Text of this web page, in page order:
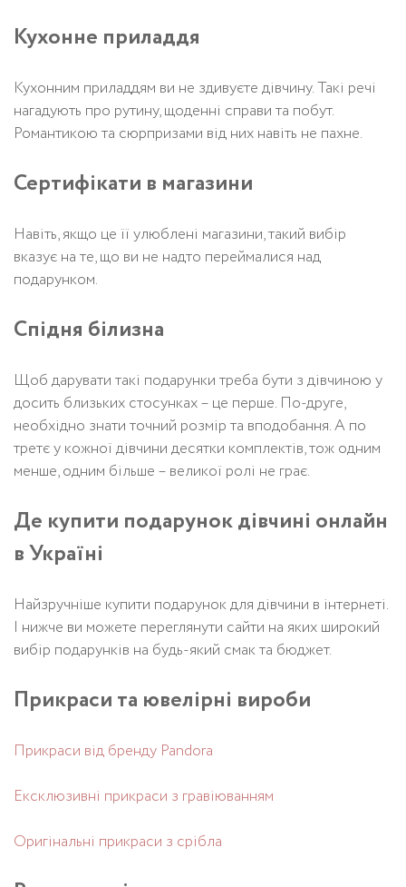
Кухонне приладдя
Кухонним приладдям ви не здивуєте дівчину. Такі речі
нагадують про рутину, щоденні справи та побут.
Романтикою та сюрпризами від них навіть не пахне.
Сертифікати в магазини
Навіть, якщо це її улюблені магазини, такий вибір
вказує на те, що ви не надто переймалися над
подарунком.
Спідня білизна
Щоб дарувати такі подарунки треба бути з дівчиною у
досить близьких стосунках – це перше. По-друге,
необхідно знати точний розмір та вподобання. А по
третє у кожної дівчини десятки комплектів, тож одним
менше, одним більше – великої ролі не грає.
Де купити подарунок дівчині онлайн
в Україні
Найзручніше купити подарунок для дівчини в інтернеті.
І нижче ви можете переглянути сайти на яких широкий
вибір подарунків на будь-який смак та бюджет.
Прикраси та ювелірні вироби
Прикраси від бренду Pandora
Ексклюзивні прикраси з гравіюванням
Оригінальні прикраси з срібла